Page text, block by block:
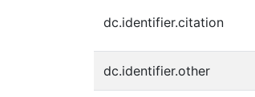
dc.identifier.citation
dc.identifier.other